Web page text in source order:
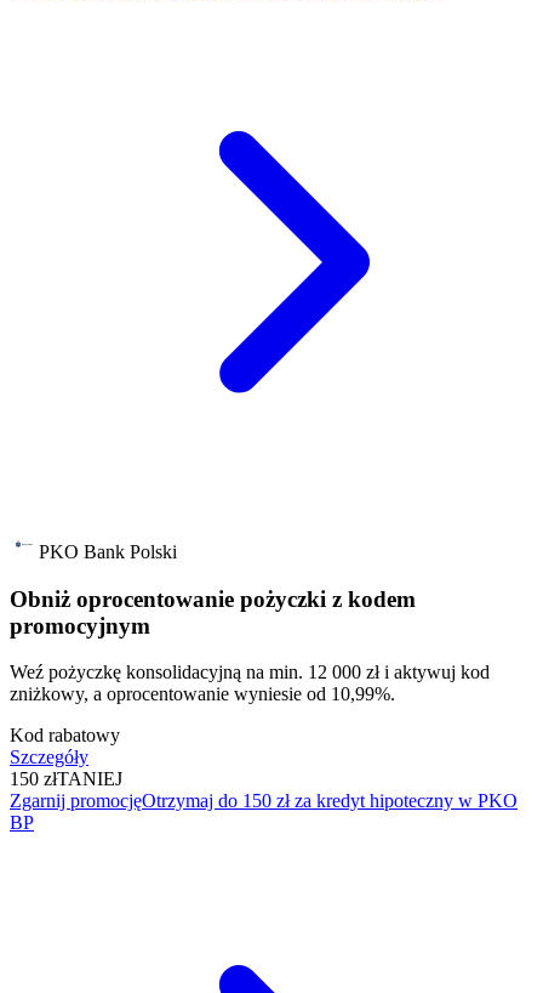
PKO Bank Polski
Obniż oprocentowanie pożyczki z kodem
promocyjnym
Weź pożyczkę konsolidacyjną na min. 12 000 zł i aktywuj kod
zniżkowy, a oprocentowanie wyniesie od 10,99%.
Kod rabatowy
Szczegóły
150 złTANIEJ
Zgarnij promocjęOtrzymaj do 150 zł za kredyt hipoteczny w PKO
BP